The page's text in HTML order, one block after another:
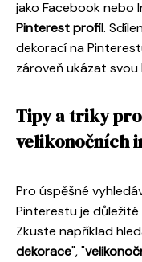
jako Facebook nebo
Pinterest profil.
dekorací na
zároveň ukázat
Tipy a triky
velikonočních
Pro úspěšné
Pinterestu je
Zkuste například
dekorace", "